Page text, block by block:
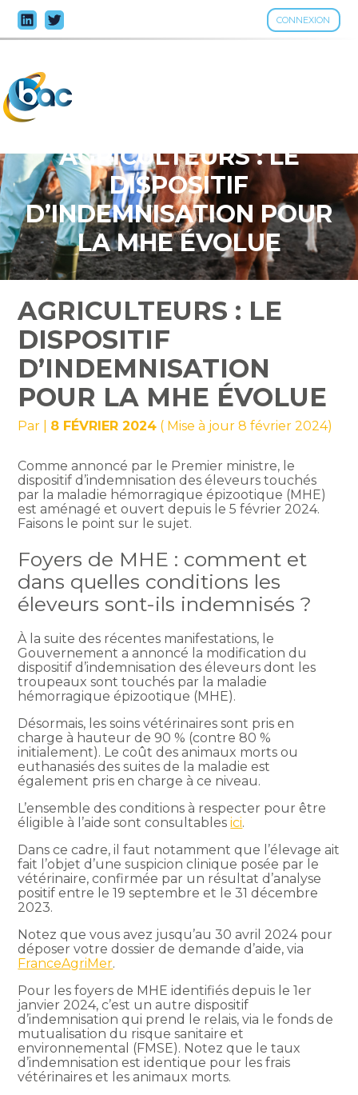
CONNEXION
Aller
au
AGRICULTEURS : LE
DISPOSITIF
D’INDEMNISATION POUR
LA MHE ÉVOLUE
AGRICULTEURS : LE
DISPOSITIF
D’INDEMNISATION
POUR LA MHE ÉVOLUE
Par 8 FÉVRIER 2024 ( Mise à jour 8 février 2024)
Comme annoncé par le Premier ministre, le
dispositif d’indemnisation des éleveurs touchés
par la maladie hémorragique épizootique (MHE)
est aménagé et ouvert depuis le 5 février 2024.
Faisons le point sur le sujet.
Foyers de MHE : comment et
dans quelles conditions les
éleveurs sont-ils indemnisés ?
À la suite des récentes manifestations, le
Gouvernement a annoncé la modification du
dispositif d’indemnisation des éleveurs dont les
troupeaux sont touchés par la maladie
hémorragique épizootique (MHE).
Désormais, les soins vétérinaires sont pris en
charge à hauteur de 90 % (contre 80 %
initialement). Le coût des animaux morts ou
euthanasiés des suites de la maladie est
également pris en charge à ce niveau.
L’ensemble des conditions à respecter pour être
éligible à l’aide sont consultablesici.
Dans ce cadre, il faut notamment que l’élevage ait
fait l’objet d’une suspicion clinique posée par le
vétérinaire, confirmée par un résultat d’analyse
positif entre le 19 septembre et le 31 décembre
2023.
Notez que vous avez jusqu’au 30 avril 2024 pour
déposer votre dossier de demande d’aide, via
FranceAgriMer.
Pour les foyers de MHE identifiés depuis le 1er
janvier 2024, c’est un autre dispositif
d’indemnisation qui prend le relais, via le fonds de
mutualisation du risque sanitaire et
environnemental (FMSE). Notez que le taux
d’indemnisation est identique pour les frais
vétérinaires et les animaux morts.